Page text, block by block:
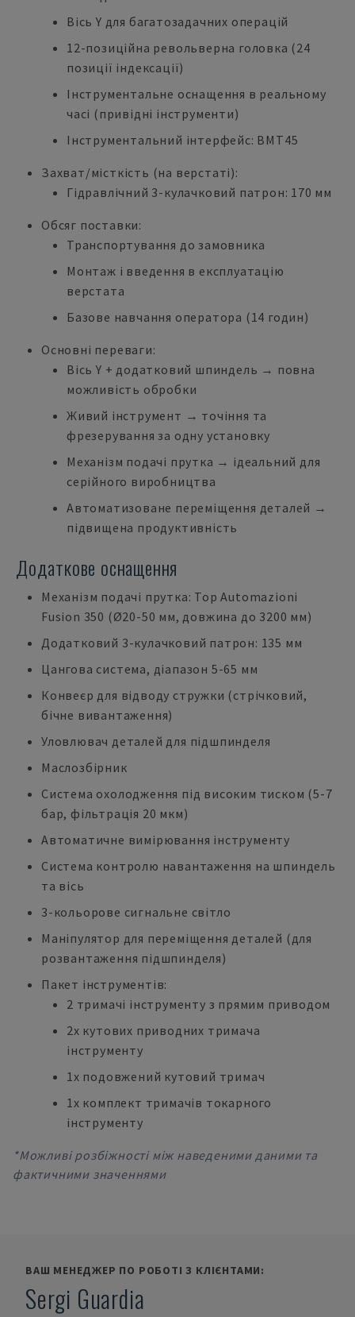
Вісь Y для багатозадачних операцій
12-позиційна револьверна головка (24
позиції індексації)
Інструментальне оснащення в реальному
часі (привідні інструменти)
Інструментальний інтерфейс: BMT45
Захват/місткість (на верстаті):
Гідравлічний 3-кулачковий патрон: 170 мм
Обсяг поставки:
Транспортування до замовника
Монтаж і введення в експлуатацію
верстата
Базове навчання оператора (14 годин)
Основні переваги:
Вісь Y + додатковий шпиндель → повна
можливість обробки
Живий інструмент → точіння та
фрезерування за одну установку
Механізм подачі прутка → ідеальний для
серійного виробництва
Автоматизоване переміщення деталей →
підвищена продуктивність
Додаткове оснащення
Механізм подачі прутка: Top Automazioni
Fusion 350 (Ø20-50 мм, довжина до 3200 мм)
Додатковий 3-кулачковий патрон: 135 мм
Цангова система, діапазон 5-65 мм
Конвеєр для відводу стружки (стрічковий,
бічне вивантаження)
Уловлювач деталей для підшпинделя
Маслозбірник
Система охолодження під високим тиском (5-7
бар, фільтрація 20 мкм)
Автоматичне вимірювання інструменту
Система контролю навантаження на шпиндель
та вісь
3-кольорове сигнальне світло
Маніпулятор для переміщення деталей (для
розвантаження підшпинделя)
Пакет інструментів:
2 тримачі інструменту з прямим приводом
2x кутових приводних тримача
інструменту
1x подовжений кутовий тримач
1x комплект тримачів токарного
інструменту
*Можливі розбіжності між наведеними даними та
фактичними значеннями
ВАШ МЕНЕДЖЕР ПО РОБОТІ З КЛІЄНТАМИ:
Sergi Guardia